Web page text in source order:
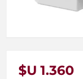
$U 1.360